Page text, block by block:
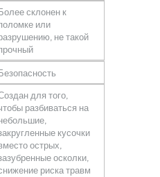
склонен к
или
не такой
для того,
разбиваться на
кусочки
острых,
осколки,
риска травм